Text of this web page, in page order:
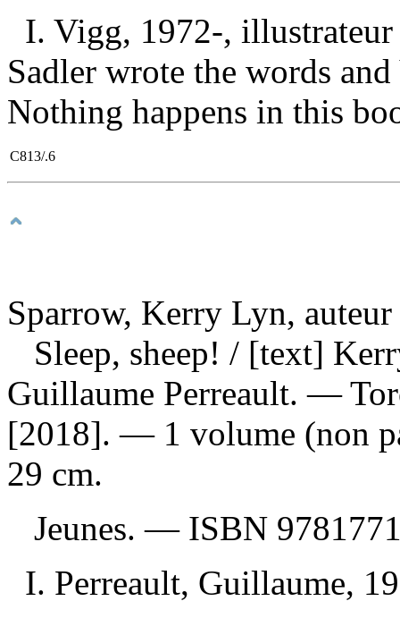
I. Vigg, 1972-,
Sadler wrote the words
Nothing happens in this
C813/.6
Sparrow, Kerry Lyn, auteur
Sleep, sheep! / [text]
Guillaume Perreault. —
[2018]. — 1 volume (non
29 cm.
Jeunes. — ISBN
I. Perreault, Guillaume,